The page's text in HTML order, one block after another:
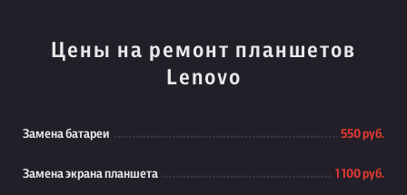
Цены на ремонт планшетов
Lenovo
Замена батареи 550 руб.
Замена экрана планшета 1 100 руб.